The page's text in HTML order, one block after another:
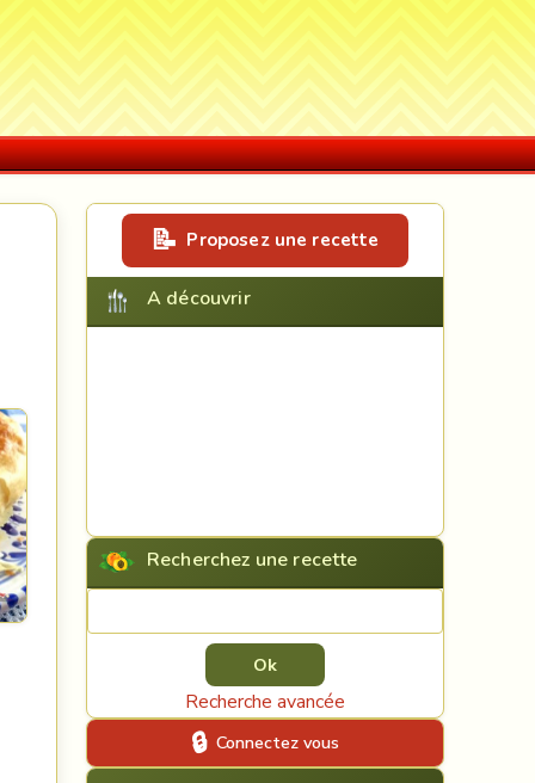
Proposez une recette
A découvrir
Recherchez une recette
Recherche avancée
Connectez vous